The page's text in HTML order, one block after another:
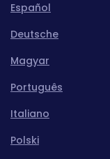
Español
Deutsche
Magyar
Português
Italiano
Polski